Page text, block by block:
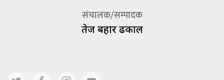
संचालक/सम्पादक
तेज बहादूर ढकाल